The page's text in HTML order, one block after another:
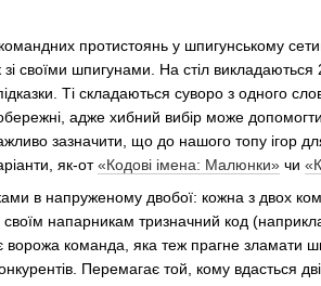
командних протистоянь у шпигунському
своїми шпигунами. На стіл викладаються
Ті складаються суворо з одного
обережні, адже хибний вибір може
зазначити, що до нашого топу ігор
як-от«Кодові імена: Малюнки» чи
в напруженому двобої: кожна з двох
напарникам тризначний код
ворожа команда, яка теж прагне
Перемагає той, кому вдасться